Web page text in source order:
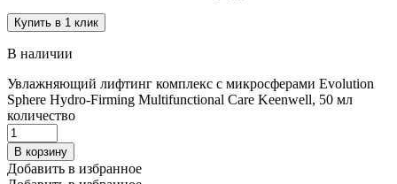
Купить в 1 клик
В наличии
Увлажняющий лифтинг комплекс с микросферами Evolution
Sphere Hydro-Firming Multifunctional Care Keenwell, 50 мл
количество
В корзину
Добавить в избранное